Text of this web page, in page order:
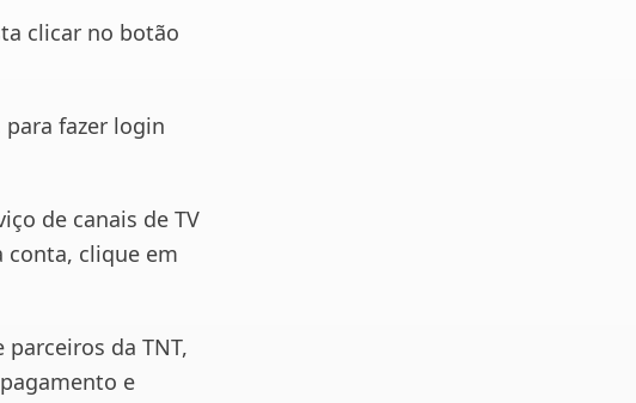
clicar no botão
para fazer login
de canais de TV
conta, clique em
da TNT,
e